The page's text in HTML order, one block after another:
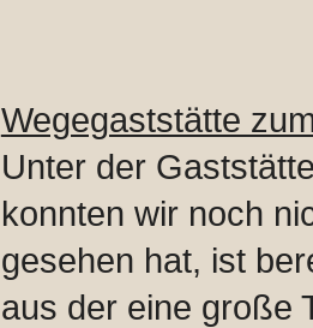
Wegegaststätte
Unter der
konnten wir noch
gesehen hat, ist
aus der eine große